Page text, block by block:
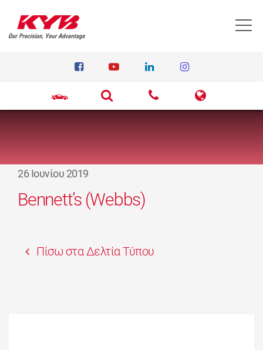
26 Ιουνίου 2019
Bennett’s (Webbs)
Πίσω στα Δελτία Τύπου